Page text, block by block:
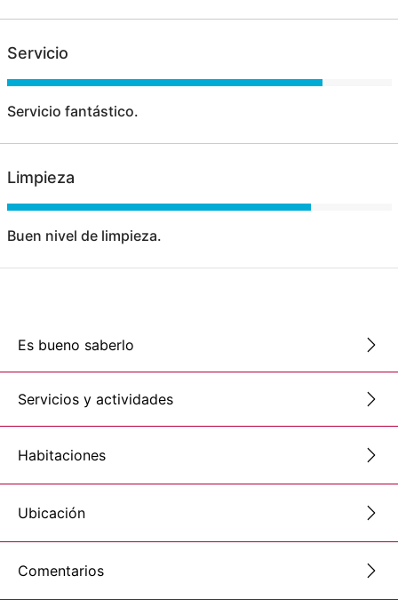
Servicio
Servicio fantástico.
Limpieza
Buen nivel de limpieza.
Es bueno saberlo
Servicios y actividades
Habitaciones
Ubicación
Comentarios